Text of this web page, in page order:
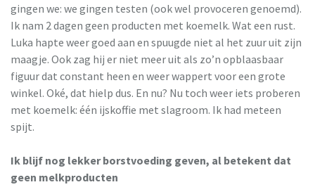
gingen we: we gingen testen (ook wel provoceren genoemd).
Ik nam 2 dagen geen producten met koemelk. Wat een rust.
Luka hapte weer goed aan en spuugde niet al het zuur uit zijn
maagje. Ook zag hij er niet meer uit als zo’n opblaasbaar
figuur dat constant heen en weer wappert voor een grote
winkel. Oké, dat hielp dus. En nu? Nu toch weer iets proberen
met koemelk: één ijskoffie met slagroom. Ik had meteen
spijt.
Ik blijf nog lekker borstvoeding geven, al betekent dat
geen melkproducten